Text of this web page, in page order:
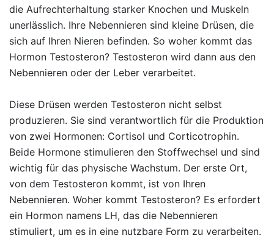
die Aufrechterhaltung starker Knochen und Muskeln
unerlässlich. Ihre Nebennieren sind kleine Drüsen, die
sich auf Ihren Nieren befinden. So woher kommt das
Hormon Testosteron? Testosteron wird dann aus den
Nebennieren oder der Leber verarbeitet.
Diese Drüsen werden Testosteron nicht selbst
produzieren. Sie sind verantwortlich für die Produktion
von zwei Hormonen: Cortisol und Corticotrophin.
Beide Hormone stimulieren den Stoffwechsel und sind
wichtig für das physische Wachstum. Der erste Ort,
von dem Testosteron kommt, ist von Ihren
Nebennieren. Woher kommt Testosteron? Es erfordert
ein Hormon namens LH, das die Nebennieren
stimuliert, um es in eine nutzbare Form zu verarbeiten.